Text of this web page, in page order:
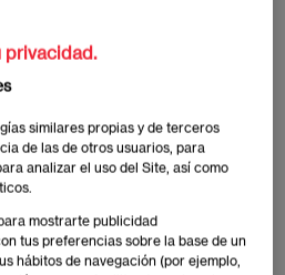
privacidad.
similares propias y de terceros
de las de otros usuarios, para
analizar el uso del Site, así como
mostrarte publicidad
tus preferencias sobre la base de un
hábitos de navegación (por ejemplo,